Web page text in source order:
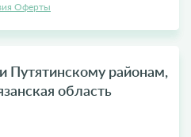
Оферты
районам,
область